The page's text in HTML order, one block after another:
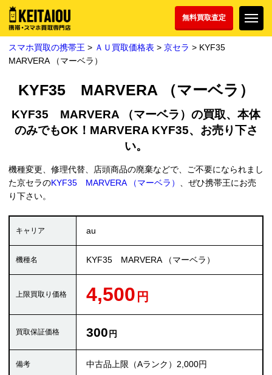
無料買取査定
スマホ買取の携帯王 > ＡＵ買取価格表 > 京セラ > KYF35
MARVERA （マーベラ）
KYF35 MARVERA （マーベラ）
KYF35 MARVERA （マーベラ）の買取、本体
のみでもOK！MARVERA KYF35、お売り下さ
い。
機種変更、修理代替、店頭商品の廃棄などで、ご不要になられまし
た京セラのKYF35 MARVERA （マーベラ） 、ぜひ携帯王にお売
り下さい。
au
KYF35 MARVERA （マーベラ）
4,500
300
中古品上限（Aランク）2,000円